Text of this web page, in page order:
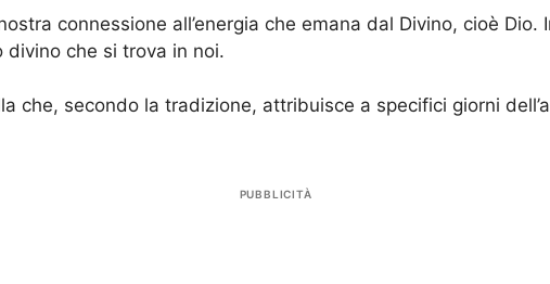
connessione all’energia che emana dal Divino, cioè
che si trova in noi.
che, secondo la tradizione, attribuisce a specifici giorni
PUBBLICITÀ